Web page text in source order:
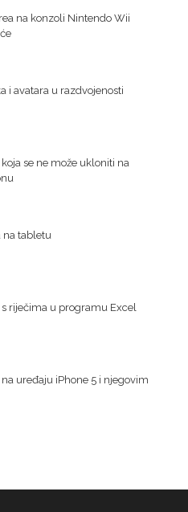
na konzoli Nintendo Wii
i avatara u razdvojenosti
se ne može ukloniti na
na tabletu
riječima u programu Excel
uređaju iPhone 5 i njegovim